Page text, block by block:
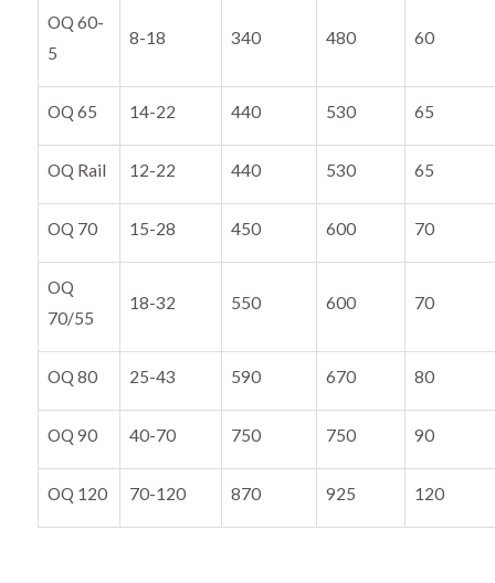
OQ 60-
5
8-18 340 480 60
OQ 65 14-22 440 530 65
OQ Rail 12-22 440 530 65
OQ 70 15-28 450 600 70
OQ
70/55
18-32 550 600 70
OQ 80 25-43 590 670 80
OQ 90 40-70 750 750 90
OQ 120 70-120 870 925 120